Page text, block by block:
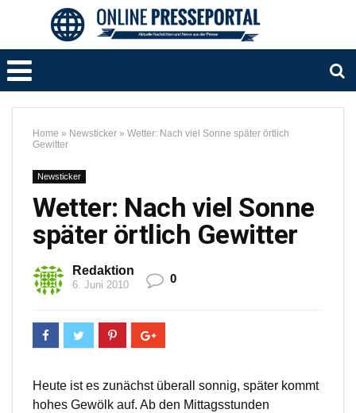
Home » Newsticker » Wetter: Nach viel Sonne später örtlich
Gewitter
Newsticker
Wetter: Nach viel Sonne
später örtlich Gewitter
Redaktion
6. Juni 2010 0
Heute ist es zunächst überall sonnig, später kommt
hohes Gewölk auf. Ab den Mittagsstunden